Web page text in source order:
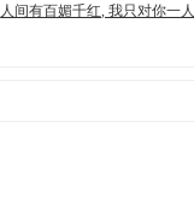
人间有百媚千红, 我只对你一